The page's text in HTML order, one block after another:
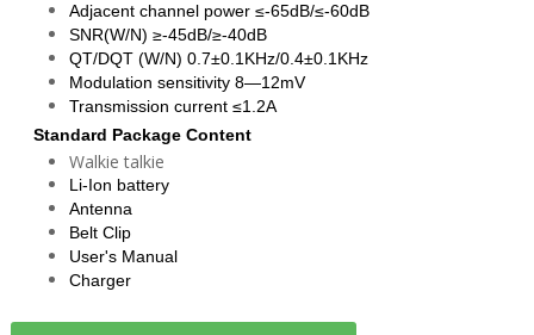
Adjacent channel power ≤-65dB/≤-60dB
SNR(W/N) ≥-45dB/≥-40dB
QT/DQT (W/N) 0.7±0.1KHz/0.4±0.1KHz
Modulation sensitivity 8—12mV
Transmission current ≤1.2A
Standard Package Content
Walkie talkie
Li-Ion battery
Antenna
Belt Clip
User's Manual
Charger